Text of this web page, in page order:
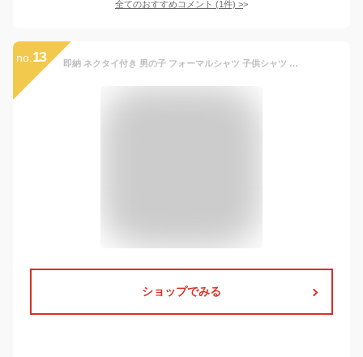
全てのおすすめコメント (1件) >
no. 13 即納 ネクタイ付き 男の子 フォーマルシャツ 子供シャツ シャツ 長袖 フォーマル 子供服 シャツ ワイシャツ 供発表会入学式 キッズ ジュニア 紳士服 七五三 入学式 誕生日 入園式 ホワイト ブラック ブルー 90cm 100cm 110cm 120cm 130cm 140cm 150cm 160cm 170cm
ショップでみる